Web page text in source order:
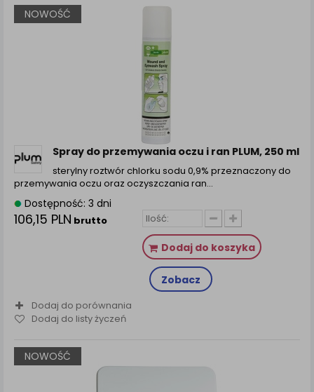
NOWOŚĆ
Spray do przemywania oczu i ran PLUM, 250 ml
sterylny roztwór chlorku sodu 0,9% przeznaczony do
przemywania oczu oraz oczyszczania ran…
Dostępność: 3 dni
106,15 PLN brutto
Dodaj do koszyka
Zobacz
Dodaj do porównania
Dodaj do listy życzeń
NOWOŚĆ